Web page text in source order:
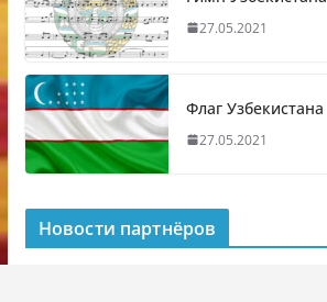
27.05.2021
Флаг Узбекистана
27.05.2021
Новости партнёров